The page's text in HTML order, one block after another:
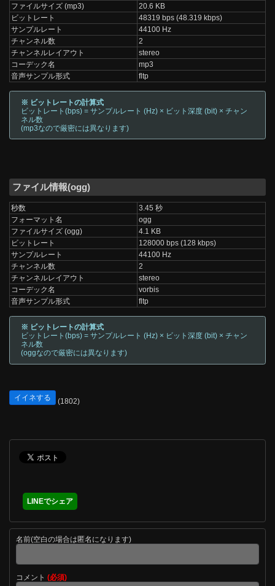
ファイルサイズ (mp3)
20.6 KB
ビットレート
48319 bps (48.319 kbps)
サンプルレート
44100 Hz
チャンネル数
2
チャンネルレイアウト
stereo
コーデック名
mp3
音声サンプル形式
fltp
※ ビットレートの計算式
ビットレート(bps) = サンプルレート (Hz) × ビット深度 (bit) × チャン
ネル数
(mp3なので厳密には異なります)
ファイル情報(ogg)
秒数
3.45 秒
フォーマット名
ogg
ファイルサイズ (ogg)
4.1 KB
ビットレート
128000 bps (128 kbps)
サンプルレート
44100 Hz
チャンネル数
2
チャンネルレイアウト
stereo
コーデック名
vorbis
音声サンプル形式
fltp
※ ビットレートの計算式
ビットレート(bps) = サンプルレート (Hz) × ビット深度 (bit) × チャン
ネル数
(oggなので厳密には異なります)
イイネする (1802)
LINEでシェア
名前(空白の場合は匿名になります)
コメント (必須)